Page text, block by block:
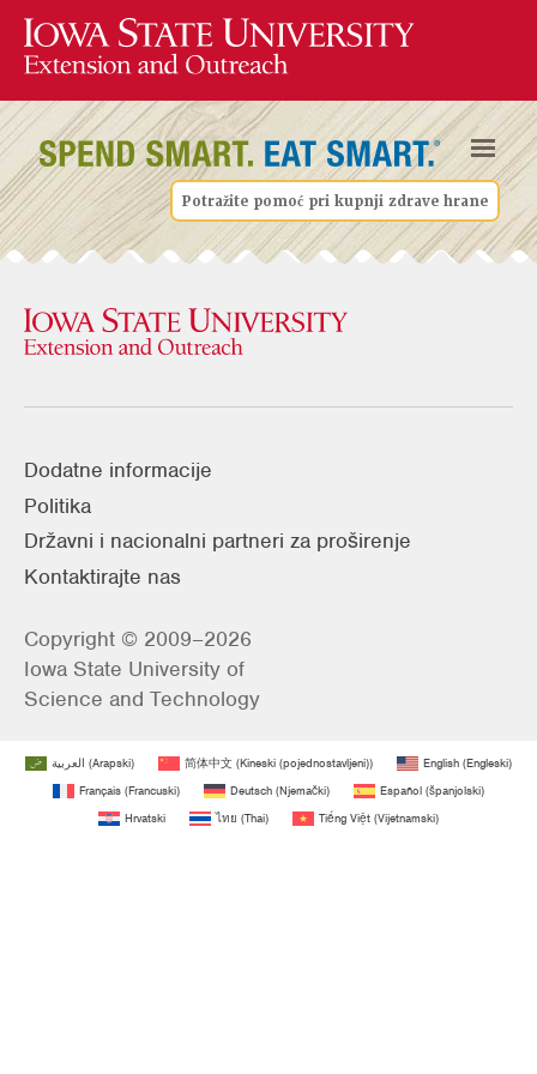
Potražite pomoć pri kupnji zdrave hrane
Dodatne informacije
Politika
Državni i nacionalni partneri za proširenje
Kontaktirajte nas
Copyright © 2009–2026
Iowa State University of
Science and Technology
العربية (Arapski) 简体中文 (Kineski (pojednostavljeni)) English (Engleski)
Français (Francuski) Deutsch (Njemački) Español (španjolski)
Hrvatski
ไทย (Thai) Tiếng Việt (Vijetnamski)